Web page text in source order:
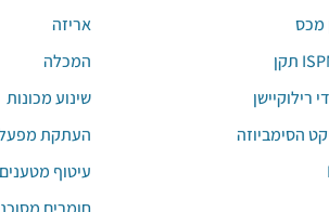
אריזה
המכלה
שינוע מכונות
העתקת
עיטוף מטענים
מכס
רילוקיישן
הסימביוזה